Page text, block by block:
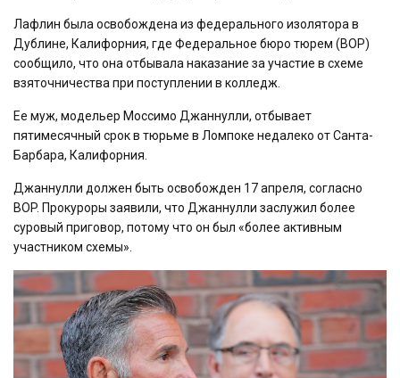
Лафлин была освобождена из федерального изолятора в
Дублине, Калифорния, где Федеральное бюро тюрем (BOP)
сообщило, что она отбывала наказание за участие в схеме
взяточничества при поступлении в колледж.
Ее муж, модельер Моссимо Джаннулли, отбывает
пятимесячный срок в тюрьме в Ломпоке недалеко от Санта-
Барбара, Калифорния.
Джаннулли должен быть освобожден 17 апреля, согласно
BOP. Прокуроры заявили, что Джаннулли заслужил более
суровый приговор, потому что он был «более активным
участником схемы».